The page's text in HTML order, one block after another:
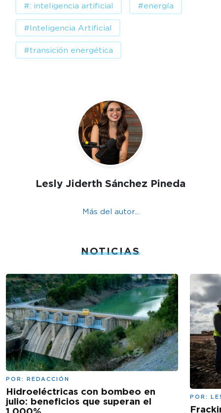
#: inteligencia artificial #energía
#Inteligencia Artificial
#transición energética
Lesly Jiderth Sánchez Pineda
Más del autor...
NOTICIAS
POR: REDACCIÓN
Hidroeléctricas con bombeo en
julio: beneficios que superan el
POR: